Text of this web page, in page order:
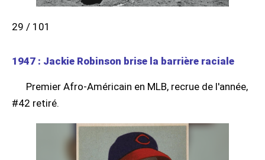
29 / 101
1947 : Jackie Robinson brise la barrière raciale
Premier Afro-Américain en MLB, recrue de l'année,
#42 retiré.